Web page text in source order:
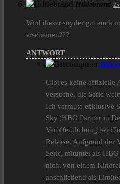
Hildebrand
Wird dieser snyder gut auch
erscheinen???
ANTWORT
Gibt es keine offizielle
versuche, die Serie
Ich vermute exklusive
Sky (HBO Partner in
Veröffentlichung bei
Release. Aufgrund der
Serie, mitunter als
nicht von einem
anschließend als